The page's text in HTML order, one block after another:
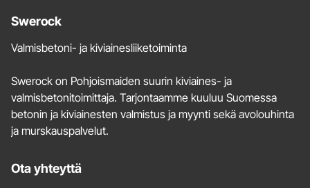
Lisätietoja
ja
Swerock
Valmisbetoni- ja kiviainesliiketoiminta
Swerock on Pohjoismaiden suurin kiviaines- ja
valmisbetonitoimittaja. Tarjontaamme kuuluu Suomessa
betonin ja kiviainesten valmistus ja myynti sekä avolouhinta
ja murskauspalvelut.
Ota yhteyttä